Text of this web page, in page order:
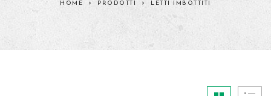
HOME PRODOTTI LETTI IMBOTTITI